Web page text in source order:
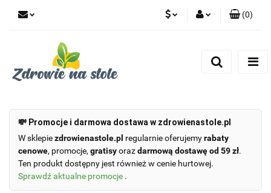
(0)
💸 Promocje i darmowa dostawa w zdrowienastole.pl
W sklepiezdrowienastole.pl regularnie oferujemyrabaty
cenowe, promocje, gratisyorazdarmową dostawę od 59 zł.
Ten produkt dostępny jest również w cenie hurtowej.
Sprawdź aktualne promocje .